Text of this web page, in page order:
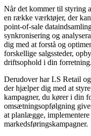
Når det kommer til styring
en række værktøjer, der
point-of-sale
synkronisering og
dig med at forstå og
forskellige salgssteder,
driftsophold i din forretning.
Derudover har LS Retail
der hjælper dig med at
kampagner, du kører i din
omsætningsopfølgning
at planlægge,
markedsføringskampagner.